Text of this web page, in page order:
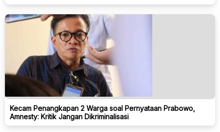
Kecam Penangkapan 2 Warga soal Pernyataan Prabowo,
Amnesty: Kritik Jangan Dikriminalisasi